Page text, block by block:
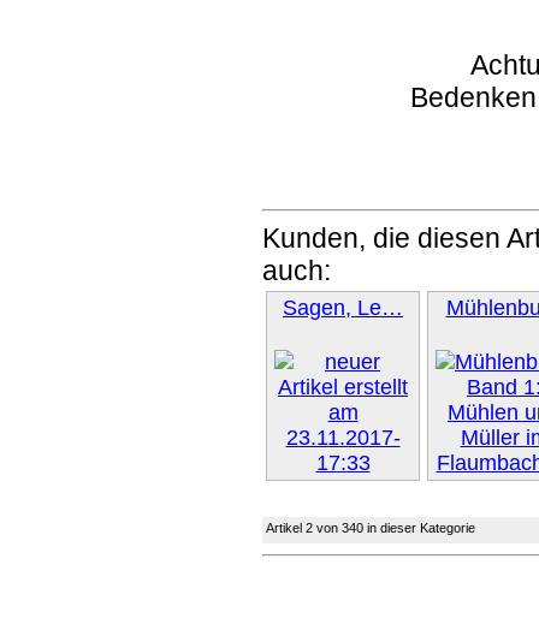
Kunden, die diesen
auch:
Sagen, Le…
Artikel 2 von 340 in dieser Kategorie